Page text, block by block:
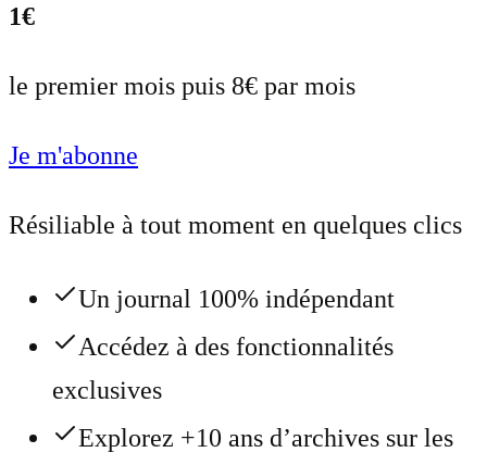
1€
le premier mois puis 8€ par mois
Je m'abonne
Résiliable à tout moment en quelques clics
Un journal 100% indépendant
Accédez à des fonctionnalités
exclusives
Explorez +10 ans d’archives sur les